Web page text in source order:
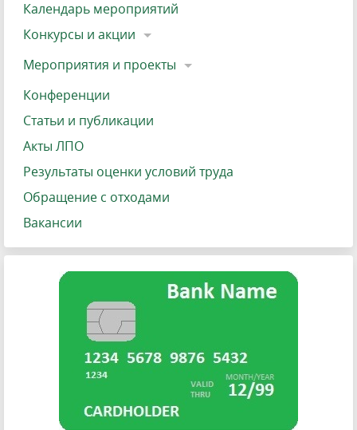
Календарь мероприятий
Конкурсы и акции
Мероприятия и проекты
Конференции
Статьи и публикации
Акты ЛПО
Результаты оценки условий труда
Обращение с отходами
Вакансии